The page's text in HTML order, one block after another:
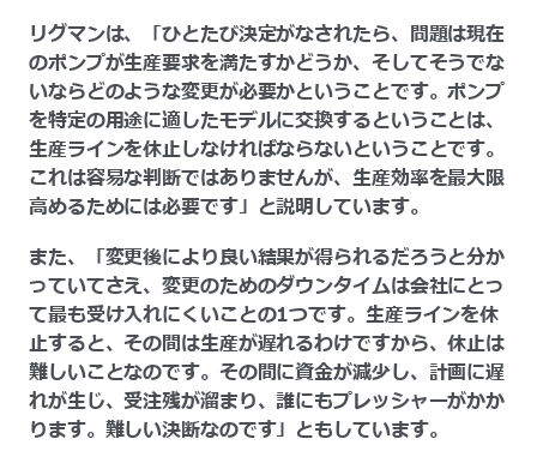
リグマンは、「ひとたび決定がなされたら、問題は現在
のポンプが生産要求を満たすかどうか、そしてそうでな
いならどのような変更が必要かということです。ポンプ
を特定の用途に適したモデルに交換するということは、
生産ラインを休止しなければならないということです。
これは容易な判断ではありませんが、生産効率を最大限
高めるためには必要です」と説明しています。
また、「変更後により良い結果が得られるだろうと分か
っていてさえ、変更のためのダウンタイムは会社にとっ
て最も受け入れにくいことの1つです。生産ラインを休
止すると、その間は生産が遅れるわけですから、休止は
難しいことなのです。その間に資金が減少し、計画に遅
れが生じ、受注残が溜まり、誰にもプレッシャーがかか
ります。難しい決断なのです」ともしています。